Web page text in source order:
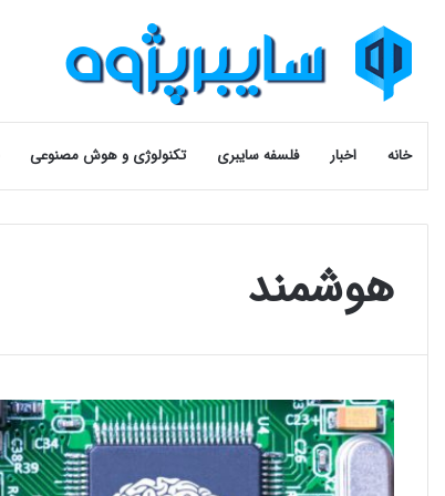
خانه اخبار فلسفه سایبری تکنولوژی و هوش مصنوعی
هوشمند